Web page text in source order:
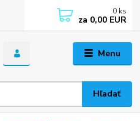
Menu
Hľadať
0 ks
za 0,00 EUR